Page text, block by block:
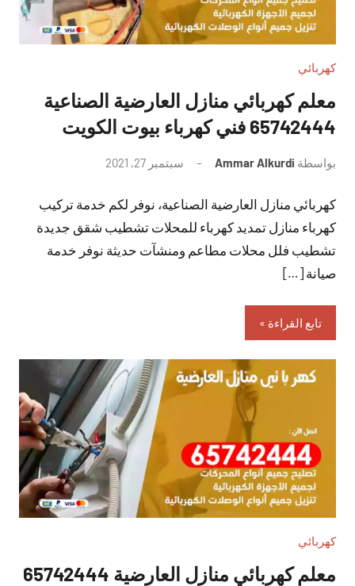
كهربائي
معلم كهربائي منازل العارضية الصناعية
65742444 فني كهرباء بيوت الكويت
بواسطة Ammar Alkurdi سبتمبر 27, 2021
تعليقات
كهربائي منازل العارضية الصناعية، نوفر لكم خدمة تركيب
كهرباء منازل تمديد كهرباء للمحلات تشطيب شقق جديدة
تشطيب فلل محلات مطاعم ومنشآت حديثة نوفر خدمة
صيانة […]
تابع القراءة
كهربائي
معلم كهربائي منازل العارضية 65742444